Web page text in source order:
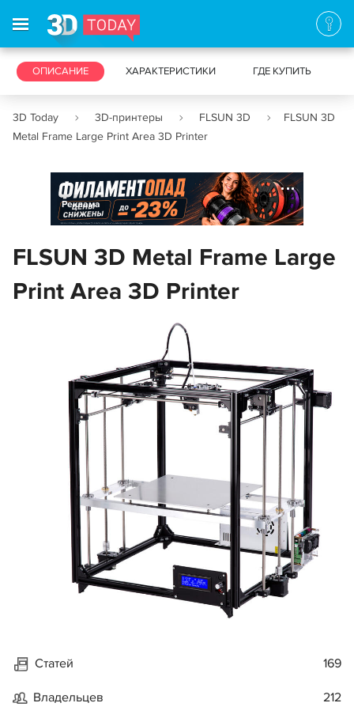
3D-ПРИНТЕРЫ 3D-СКАНЕРЫ
ОПИСАНИЕ ХАРАКТЕРИСТИКИ ГДЕ КУПИТЬ
3D Today 3D-принтеры FLSUN 3D
FLSUN 3D
Metal Frame Large Print Area 3D Printer
Реклама
FLSUN 3D Metal Frame Large
Print Area 3D Printer
Статей 169
Владельцев 212